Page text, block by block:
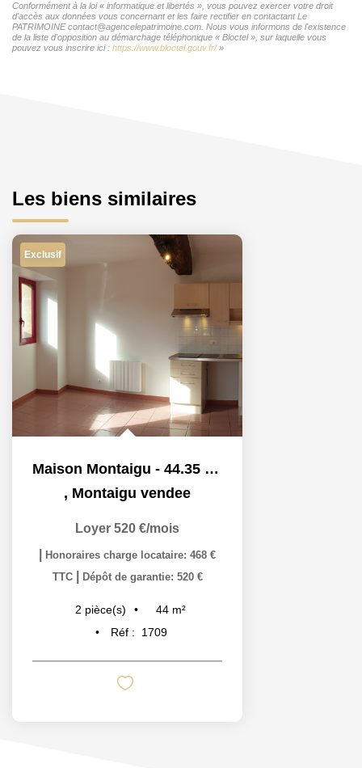
Conformément à la loi « informatique et libertés », vous pouvez exercer votre droit
d'accès aux données vous concernant et les faire rectifier en contactant Le
PATRIMOINE contact@agencelepatrimoine.com. Nous vous informons de l'existence
de la liste d'opposition au démarchage téléphonique « Bloctel », sur laquelle vous
pouvez vous inscrire ici : https://www.bloctel.gouv.fr/»
Les biens similaires
Exclusif
Maison Montaigu - 44.35 M2
, Montaigu vendee
Loyer 520 €/mois
Honoraires charge locataire: 468 €
TTC
Dépôt de garantie: 520 €
2 pièce(s) 44 m²
Réf :
1709